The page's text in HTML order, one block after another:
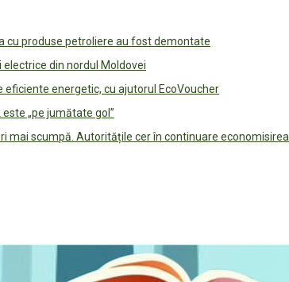
cu produse petroliere au fost demontate
din nordul Moldovei
energetic, cu ajutorul EcoVoucher
„pe jumătate gol”
mai scumpă. Autoritățile cer în continuare economisirea